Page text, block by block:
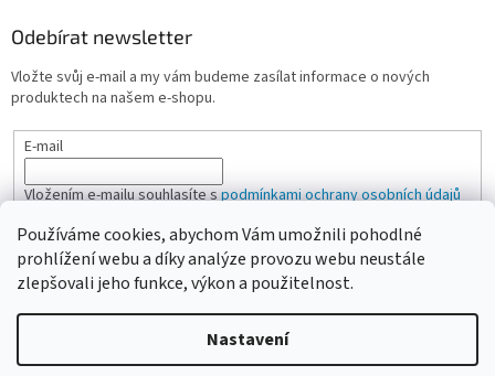
Používáme cookies, abychom Vám umožnili pohodlné
prohlížení webu a díky analýze provozu webu neustále
zlepšovali jeho funkce, výkon a použitelnost.
Nastavení
Odebírat newsletter
Vložte svůj e-mail a my vám budeme zasílat informace o nových
produktech na našem e-shopu.
E-mail
Vložením e-mailu souhlasíte spodmínkami ochrany osobních údajů
PŘIHLÁSIT SE
Vytvořil Shoptet